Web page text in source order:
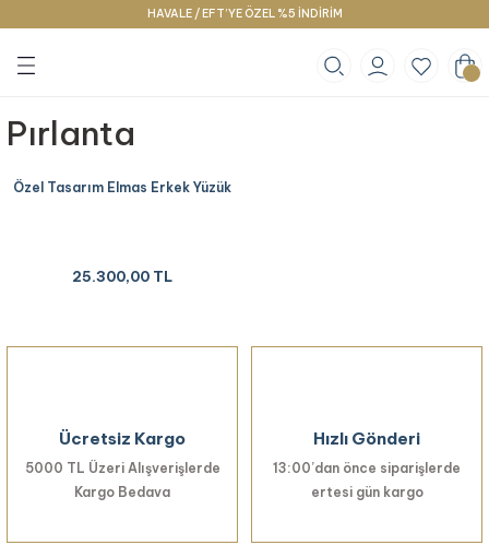
HAVALE / EFT’YE ÖZEL %5 İNDİRİM
Geri Dön
Geri Dön
Geri Dön
Pırlanta
Özel Tasarım Elmas Erkek Yüzük
25.300,00 TL
Ücretsiz Kargo
5000 TL Üzeri Alışverişlerde
Kargo Bedava
Hızlı Gönderi
13:00’dan önce siparişlerde
ertesi gün kargo